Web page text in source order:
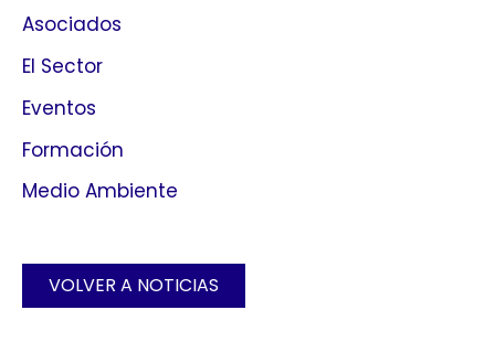
Asociados
El Sector
Eventos
Formación
Medio Ambiente
VOLVER A NOTICIAS